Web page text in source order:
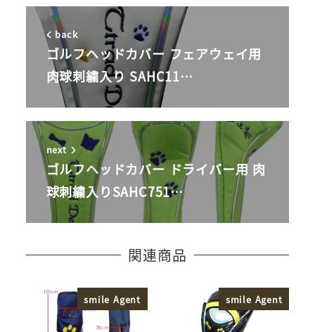
back
ゴルフヘッドカバー フェアウェイ用
肉球刺繍入り SAHC11…
next
ゴルフヘッドカバー ドライバー用 肉
球刺繍入りSAHC751…
関連商品
smile Agent smile Agent